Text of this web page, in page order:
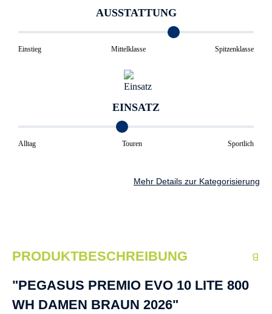
AUSSTATTUNG
Einstieg Mittelklasse Spitzenklasse
EINSATZ
Alltag Touren Sportlich
Mehr Details zur Kategorisierung
PRODUKTBESCHREIBUNG
"PEGASUS PREMIO EVO 10 LITE 800
WH DAMEN BRAUN 2026"